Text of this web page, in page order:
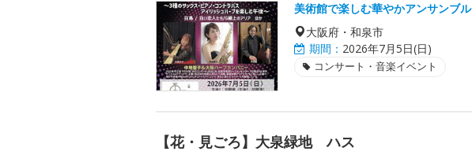
美術館で楽しむ華やかアンサンブル
大阪府・和泉市
期間： 2026年7月5日(日)
コンサート・音楽イベント
【花・見ごろ】大泉緑地 ハス